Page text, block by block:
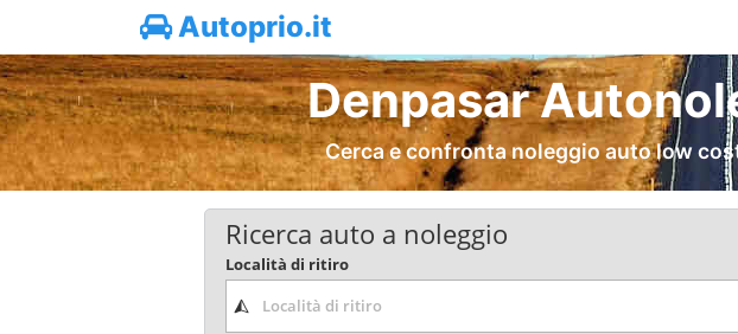
Autoprio.it
Denpasar
Cerca e confronta noleggio auto low
Ricerca auto a noleggio
Località di ritiro